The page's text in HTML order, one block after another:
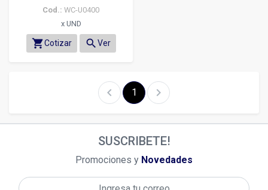
Cod.: WC-U0400
x UND
shopping_cartCotizar search Ver
chevron_left 1 chevron_right
SUSCRIBETE!
Promociones y Novedades